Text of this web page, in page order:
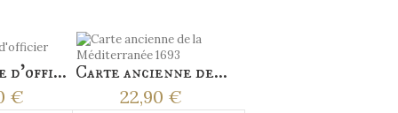
d'offi...
€
Carte ancienne de...
22,90 €